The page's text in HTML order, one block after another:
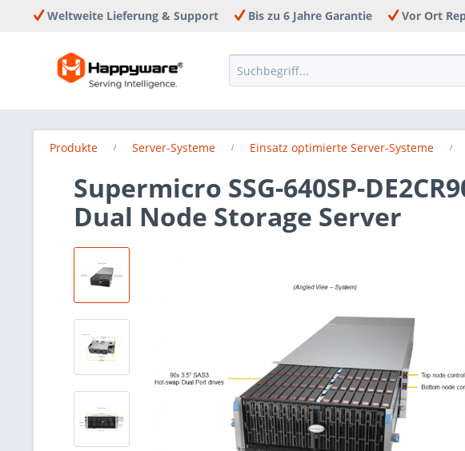
Weltweite Lieferung & Support Bis zu 6 Jahre Garantie Vor Ort
Produkte Server-Systeme Einsatz optimierte Server-Systeme
Supermicro SSG-640SP-
Dual Node Storage Server